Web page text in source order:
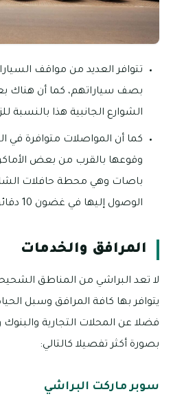
تتوافر العديد من مواقف
بصف سياراتهم، كما أن هناك
الشوارع الجانبية هذا بالنسبة
كما أن المواصلات متوافرة في
وقوعها بالقرب من بعض
باصات وهي محطة حافلات
الوصول إليها في غضون 10 دقائق فقط.
المرافق والخدمات
لا تعد البراشي من المناطق
يتوافر بها كافة المرافق وسبل
فضلا عن المحلات التجارية
بصورة أكثر تفصيلا كالتالي:
سوبر ماركت البراشي